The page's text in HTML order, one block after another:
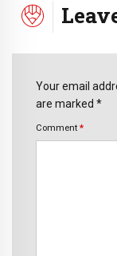
Your email
are marked *
Comment *